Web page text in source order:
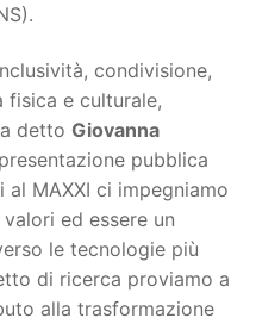
condivisione,
fisica e culturale,
detto Giovanna
pubblica
MAXXI ci impegniamo
ed essere un
le tecnologie più
di ricerca proviamo a
alla trasformazione